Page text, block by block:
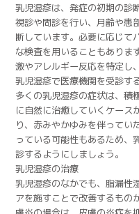
乳児湿疹は、発症の初期の診
視診や問診を行い、月齢や患
断しています。必要に応じて
な検査を用いることもありま
激やアレルギー反応を特定し
乳児湿疹で医療機関を受診す
多くの乳児湿疹の症状は、積
に自然に治癒していくケース
り、赤みやかゆみを伴ってい
っている可能性もあるため、
診するようにしましょう。
乳児湿疹の治療
乳児湿疹のなかでも、脂漏性
アを施すことで改善するもの